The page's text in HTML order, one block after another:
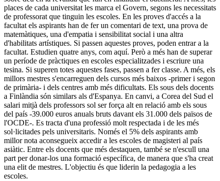
places de cada universitat les marca el Govern, segons les necessitats
de professorat que tinguin les escoles. En les proves d'accés a la
facultat els aspirants han de fer un comentari de text, una prova de
matemàtiques, una d'empatia i sensibilitat social i una altra
d'habilitats artístiques. Si passen aquestes proves, poden entrar a la
facultat. Estudien quatre anys, com aquí. Però a més han de superar
un període de pràctiques en escoles especialitzades i escriure una
tesina. Si superen totes aquestes fases, passen a fer classe. A més, els
millors mestres s'encarreguen dels cursos més baixos -primer i segon
de primària- i dels centres amb més dificultats. Els sous dels docents
a Finlàndia són similars als d'Espanya. En canvi, a Corea del Sud el
salari mitjà dels professors sol ser força alt en relació amb els sous
del país -39.000 euros anuals bruts davant els 31.000 dels països de
l'OCDE-. Es tracta d'una professió molt respectada i de les més
sol·licitades pels universitaris. Només el 5% dels aspirants amb
millor nota aconsegueix accedir a les escoles de magisteri al país
asiàtic. Entre els docents que més destaquen, també se n'escull una
part per donar-los una formació específica, de manera que s'ha creat
una elit de mestres. L'objectiu és que liderin la pedagogia a les
escoles.